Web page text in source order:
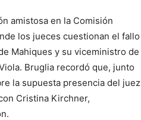
amistosa en la Comisión
los jueces cuestionan el fallo
Mahiques y su viceministro de
Bruglia recordó que, junto
la supuesta presencia del juez
Cristina Kirchner,